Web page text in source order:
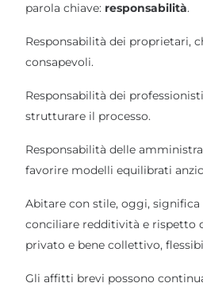
parola chiave: responsabilità.
Responsabilità dei proprietari,
consapevoli.
Responsabilità dei
strutturare il processo.
Responsabilità delle
favorire modelli equilibrati
Abitare con stile, oggi, significa
conciliare redditività e rispetto
privato e bene collettivo,
Gli affitti brevi possono